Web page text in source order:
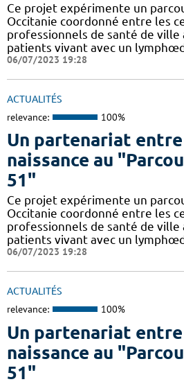
Ce projet expérimente un
Occitanie coordonné entre les
professionnels de santé de
patients vivant avec un
06/07/2023 19:28
ACTUALITÉS
relevance: 100%
Un partenariat entre
naissance au
51"
Ce projet expérimente un
Occitanie coordonné entre les
professionnels de santé de
patients vivant avec un
06/07/2023 19:28
ACTUALITÉS
relevance: 100%
Un partenariat entre
naissance au
51"